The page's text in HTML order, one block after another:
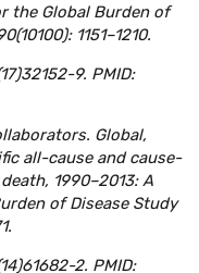
the Global Burden of
1151–1210.
9. PMID:
Global,
all-cause and cause-
1990–2013: A
of Disease Study
2. PMID: